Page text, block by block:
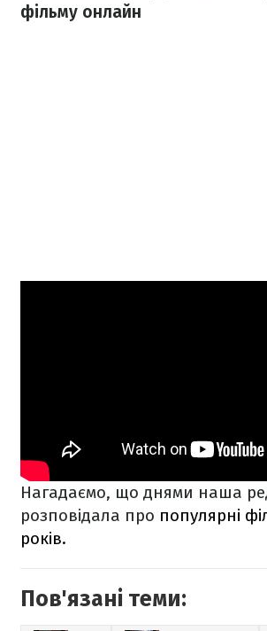
фільму онлайн
Нагадаємо, що днями наша
розповідала про популярні
років.
Пов'язані теми: